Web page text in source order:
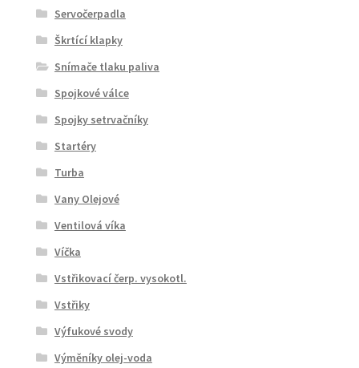
Servočerpadla
Škrtící klapky
Snímače tlaku paliva
Spojkové válce
Spojky setrvačníky
Startéry
Turba
Vany Olejové
Ventilová víka
Víčka
Vstřikovací čerp. vysokotl.
Vstřiky
Výfukové svody
Výměníky olej-voda